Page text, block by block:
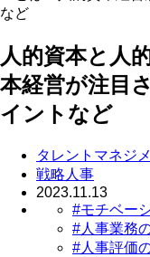
など
人的資本と人
本経営が注目
イントなど
タレントマネジ
戦略人事
2023.11.13
#モチベー
#人事業務
#人事評価